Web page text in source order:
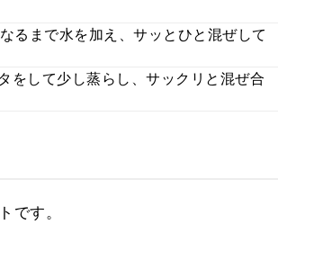
るまで水を加え、サッとひと混ぜして
をして少し蒸らし、サックリと混ぜ合
です。